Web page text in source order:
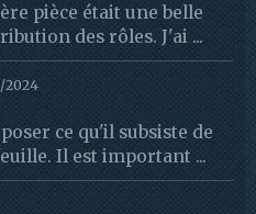
pièce était une belle
des rôles. J'ai ...
2024
ce qu'il subsiste de
Il est important ...